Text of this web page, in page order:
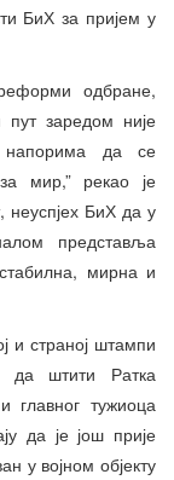
БиХ за пријем у
одбране,
заредом није
напорима да се
мир,” рекао је
неуспјех БиХ да у
представља
мирна и
и страној штампи
да штити Ратка
главног тужиоца
да је још прије
у војном објекту